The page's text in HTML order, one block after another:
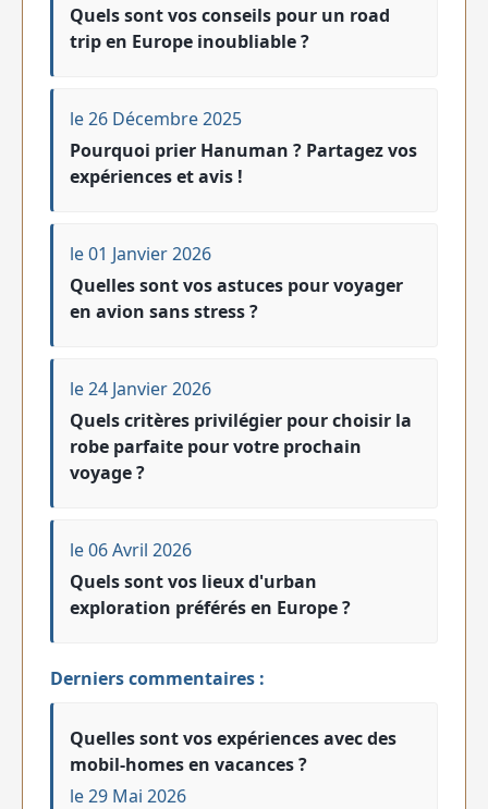
Quels sont vos conseils pour un road
trip en Europe inoubliable ?
le 26 Décembre 2025
Pourquoi prier Hanuman ? Partagez vos
expériences et avis !
le 01 Janvier 2026
Quelles sont vos astuces pour voyager
en avion sans stress ?
le 24 Janvier 2026
Quels critères privilégier pour choisir la
robe parfaite pour votre prochain
voyage ?
le 06 Avril 2026
Quels sont vos lieux d'urban
exploration préférés en Europe ?
Derniers commentaires :
Quelles sont vos expériences avec des
mobil-homes en vacances ?
le 29 Mai 2026